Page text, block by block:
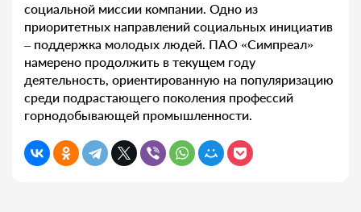
социальной миссии компании. Одно из
приоритетных направлений социальных инициатив
– поддержка молодых людей. ПАО «Симпреал»
намерено продолжить в текущем году
деятельность, ориентированную на популяризацию
среди подрастающего поколения профессий
горнодобывающей промышленности.